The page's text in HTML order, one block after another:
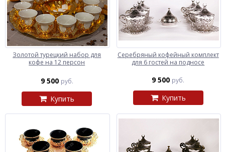
Золотой турецкий набор для
кофе на 12 персон
9 500 руб.
Купить
Серебряный кофейный комплект
для 6 гостей на подносе
9 500 руб.
Купить